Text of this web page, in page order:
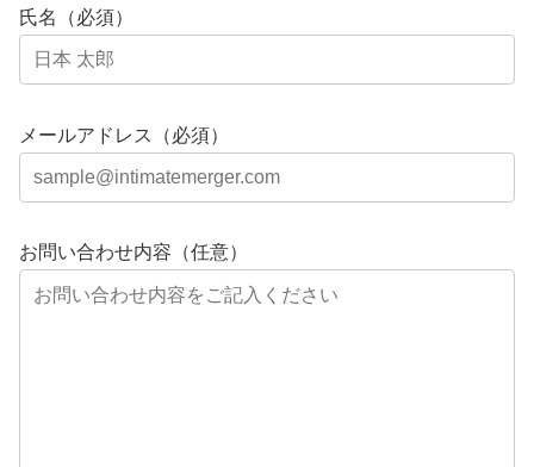
氏名（必須）
メールアドレス（必須）
お問い合わせ内容（任意）